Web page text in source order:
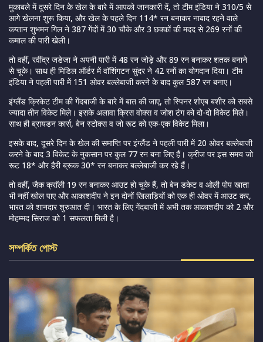
मुकाबले में दूसरे दिन के खेल के बारे में आपको जानकारी दें, तो टीम इंडिया ने 310/5 से
आगे खेलना शुरू किया, और खेल के पहले दिन 114* रन बनाकर नाबाद रहने वाले
कप्तान शुभमन गिल ने 387 गेंदों में 30 चौके और 3 छक्कों की मदद से 269 रनों की
कमाल की पारी खेली।
तो वहीं, रवींद्र जडेजा ने अपनी पारी में 48 रन जोड़े और 89 रन बनाकर शतक बनाने
से चूके। साथ ही मिडिल ऑर्डर में वाॅशिंगटन सुंदर ने 42 रनों का योगदान दिया। टीम
इंडिया ने पहली पारी में 151 ओवर बल्लेबाजी करने के बाद कुल 587 रन बनाए।
इंग्लैंड क्रिकेट टीम की गेंदबाजी के बारे में बात की जाए, तो स्पिनर शोएब बशीर को सबसे
ज्यादा तीन विकेट मिले। इसके अलावा क्रिस वोक्स व जोश टंग को दो-दो विकेट मिले।
साथ ही ब्रायडन कार्स, बेन स्टोक्स व जो रूट को एक-एक विकेट मिला।
इसके बाद, दूसरे दिन के खेल की समाप्ति पर इंग्लैंड ने पहली पारी में 20 ओवर बल्लेबाजी
करने के बाद 3 विकेट के नुकसान पर कुल 77 रन बना लिए हैं। क्रीज पर इस समय जो
रूट 18* और हैरी ब्रूक 30* रन बनाकर बल्लेबाजी कर रहे हैं।
तो वहीं, जैक क्राॅली 19 रन बनाकर आउट हो चुके हैं, तो बेन डकेट व ओली पोप खाता
भी नहीं खोल पाए और आकाशदीप ने इन दोनों खिलाड़ियों को एक ही ओवर में आउट कर,
भारत को शानदार शुरुआत दी। भारत के लिए गेंदबाजी में अभी तक आकाशदीप को 2 और
मोहम्मद सिराज को 1 सफलता मिली है।
সম্পর্কিত পোস্ট